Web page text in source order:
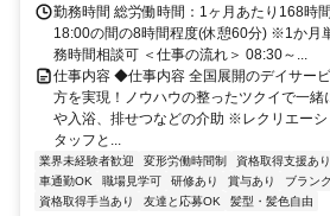
勤務時間 総労働時間：1ヶ月あたり168時
18:00の間の8時間程度(休憩60分) ※1か月
務時間相談可 ＜仕事の流れ＞ 08:30～...
仕事内容 ◆仕事内容 全国展開のデイサー
方を実現！ノウハウの整ったツクイで一
や入浴、排せつなどの介助 ※レクリエー
タッフと...
業界未経験者歓迎 変形労働時間制 資格取得支援あり
車通勤OK
職場見学可 研修あり 賞与あり ブラン
資格取得手当あり
友達と応募OK 髪型・髪色自由